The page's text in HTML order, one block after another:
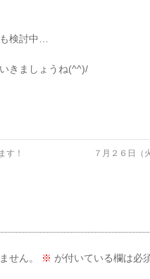
検討中…
きましょうね(^^)/
す！ ７月２６日
せん。 ※ が付いている欄は必